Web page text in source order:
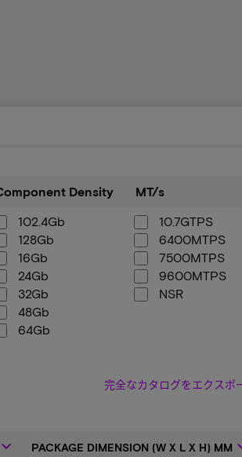
Density
102.4Gb
128Gb
16Gb
24Gb
32Gb
48Gb
64Gb
MT/s
10.7GTPS
6400MTPS
7500MTPS
9600MTPS
NSR
完全なカタログをエクスポ
keyboard_arrow_down PACKAGE DIMENSION (W X L X H) MM